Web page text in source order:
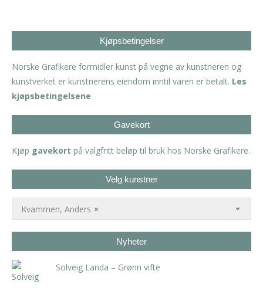
Kjøpsbetingelser
Norske Grafikere formidler kunst på vegne av kunstneren og
kunstverket er kunstnerens eiendom inntil varen er betalt. Les
kjøpsbetingelsene
Gavekort
Kjøp gavekort på valgfritt beløp til bruk hos Norske Grafikere.
Velg kunstner
×
Kvammen, Anders
Nyheter
Solveig Landa – Grønn vifte